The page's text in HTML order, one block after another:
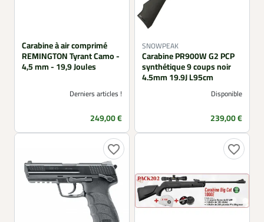
Carabine à air comprimé
REMINGTON Tyrant Camo -
4,5 mm - 19,9 Joules
Derniers articles !
Prix
249,00 €
SNOWPEAK
Carabine PR900W G2 PCP
synthétique 9 coups noir
4.5mm 19.9J L95cm
Disponible
Prix
239,00 €
favorite_border favorite_border